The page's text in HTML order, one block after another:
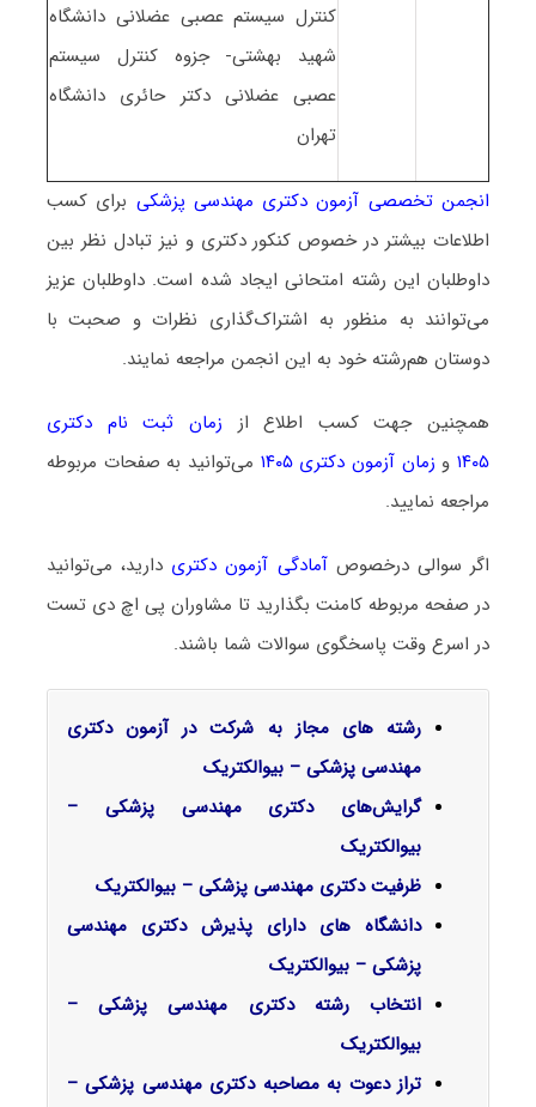
کنترل سیستم عصبی عضلانی دانشگاه
شهید بهشتی- جزوه کنترل سیستم
عصبی عضلانی دکتر حائری دانشگاه
تهران
انجمن تخصصی آزمون دکتری مهندسی پزشکی برای کسب
اطلاعات بیشتر در خصوص کنکور دکتری و نیز تبادل نظر بین
داوطلبان این رشته امتحانی ایجاد شده است. داوطلبان عزیز
می‌توانند به منظور به اشتراک‌گذاری نظرات و صحبت با
دوستان هم‌رشته خود به این انجمن مراجعه نمایند.
همچنین جهت کسب اطلاع از زمان ثبت نام دکتری
۱۴۰۵ و زمان آزمون دکتری ۱۴۰۵
می‌توانید به صفحات مربوطه
مراجعه نمایید.
اگر سوالی درخصوصآمادگی آزمون دکتری دارید، می‌توانید
در صفحه مربوطه کامنت بگذارید تا مشاوران پی اچ دی تست
در اسرع وقت پاسخگوی سوالات شما باشند.
رشته های مجاز به شرکت در آزمون دکتری
مهندسی پزشکی – بیوالکتریک
گرایش‌های دکتری مهندسی پزشکی –
بیوالکتریک
ظرفیت دکتری مهندسی پزشکی – بیوالکتریک
دانشگاه های دارای پذیرش دکتری مهندسی
پزشکی – بیوالکتریک
انتخاب رشته دکتری مهندسی پزشکی –
بیوالکتریک
تراز دعوت به مصاحبه دکتری مهندسی پزشکی –